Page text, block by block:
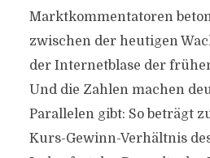
Marktkommentatoren
zwischen der heutigen
der Internetblase der
Und die Zahlen machen
Parallelen gibt: So beträgt
Kurs-Gewinn-Verhältnis